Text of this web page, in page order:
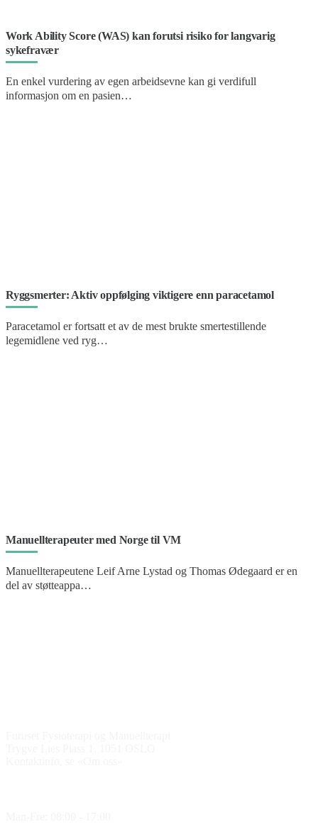
Work Ability Score (WAS) kan forutsi risiko for langvarig
sykefravær
En enkel vurdering av egen arbeidsevne kan gi verdifull
informasjon om en pasien…
Ryggsmerter: Aktiv oppfølging viktigere enn paracetamol
Paracetamol er fortsatt et av de mest brukte smertestillende
legemidlene ved ryg…
Manuellterapeuter med Norge til VM
Manuellterapeutene Leif Arne Lystad og Thomas Ødegaard er en
del av støtteappa…